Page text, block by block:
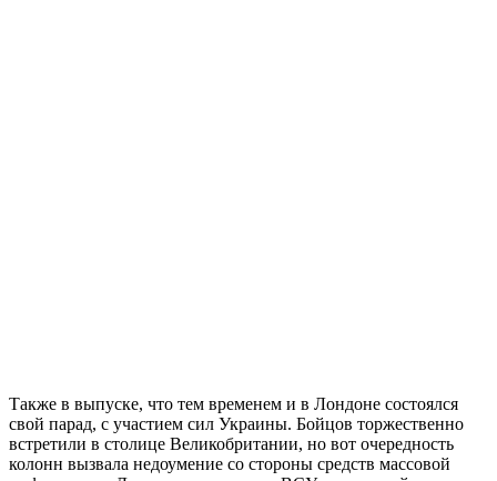
Также в выпуске, что тем временем и в Лондоне состоялся
свой парад, с участием сил Украины. Бойцов торжественно
встретили в столице Великобритании, но вот очередность
колонн вызвала недоумение со стороны средств массовой